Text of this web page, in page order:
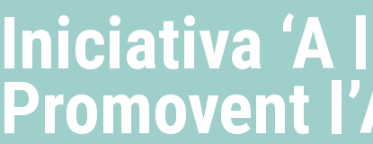
Iniciativa ‘A
Promovent